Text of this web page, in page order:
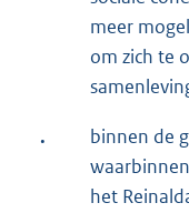
meer
om zich te
.
binnen de
het